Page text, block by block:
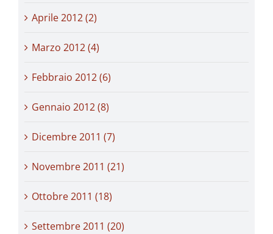
Aprile 2012 (2)
Marzo 2012 (4)
Febbraio 2012 (6)
Gennaio 2012 (8)
Dicembre 2011 (7)
Novembre 2011 (21)
Ottobre 2011 (18)
Settembre 2011 (20)